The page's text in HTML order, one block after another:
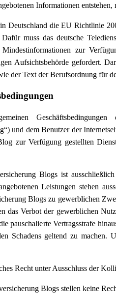
Informationen
Deutschland die EU Richtlinie
muss das deutsche
Mindestinformationen zur
Aufsichtsbehörde gefordert.
der Text der Berufsordnung für
und dem Benutzer der
zur Verfügung gestellten
Blogs ist
Leistungen stehen
Blogs zu gewerblichen
das Verbot der gewerblichen
pauschalierte Vertragsstrafe
Schadens geltend zu
Recht unter Ausschluss der
Blogs stellen keine